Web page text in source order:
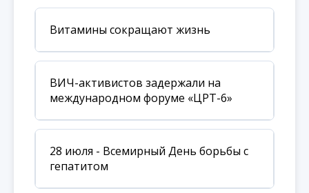
Витамины сокращают жизнь
ВИЧ-активистов задержали на
международном форуме «ЦРТ-6»
28 июля - Всемирный День борьбы с
гепатитом